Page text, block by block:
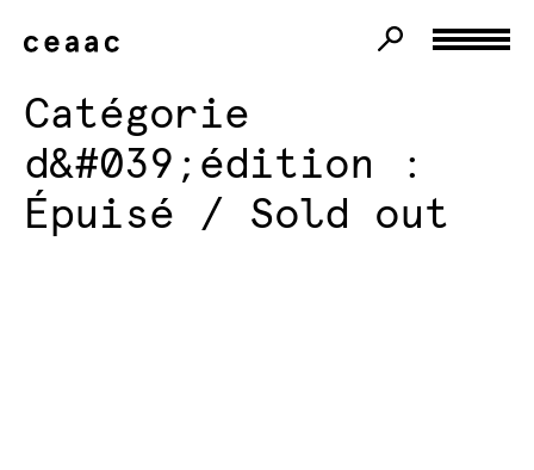
Catégorie
d&#039;édition :
Épuisé / Sold out